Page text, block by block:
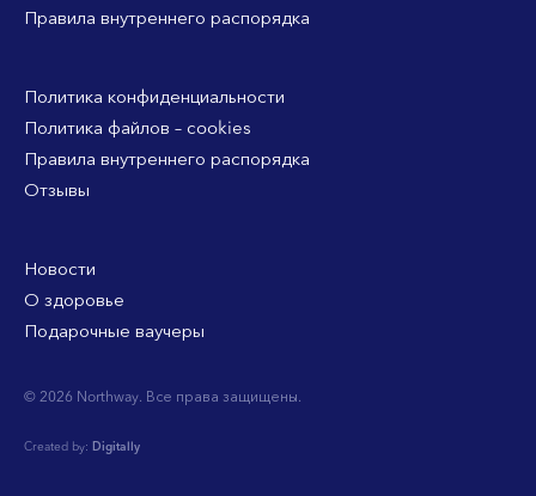
Правила внутреннего распорядка
Политика конфиденциальности
Политика файлов – cookies
Правила внутреннего распорядка
Отзывы
Новости
О здоровье
Подарочные ваучеры
© 2026 Northway. Все права защищены.
Created by: Digitally